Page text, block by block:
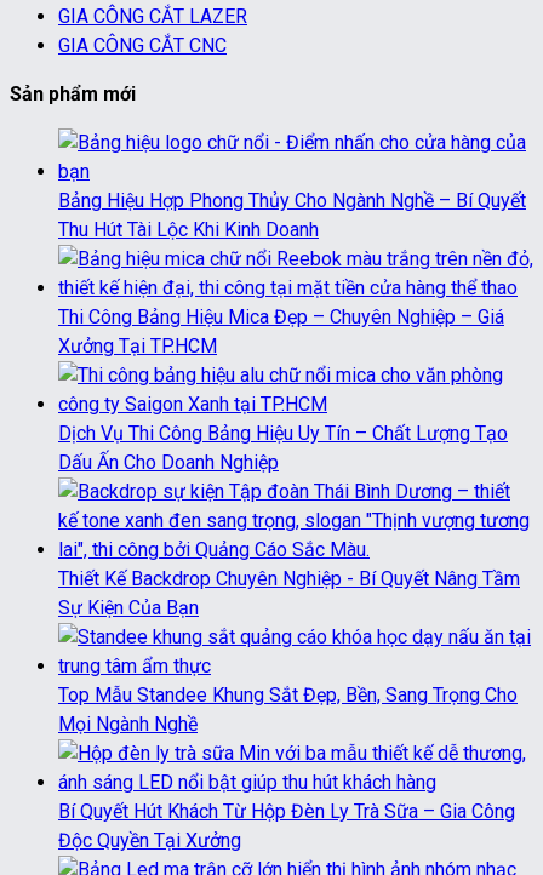
GIA CÔNG CẮT LAZER
GIA CÔNG CẮT CNC
Sản phẩm mới
Bảng Hiệu Hợp Phong Thủy Cho Ngành Nghề – Bí Quyết
Thu Hút Tài Lộc Khi Kinh Doanh
Thi Công Bảng Hiệu Mica Đẹp – Chuyên Nghiệp – Giá
Xưởng Tại TP.HCM
Dịch Vụ Thi Công Bảng Hiệu Uy Tín – Chất Lượng Tạo
Dấu Ấn Cho Doanh Nghiệp
Thiết Kế Backdrop Chuyên Nghiệp - Bí Quyết Nâng Tầm
Sự Kiện Của Bạn
Top Mẫu Standee Khung Sắt Đẹp, Bền, Sang Trọng Cho
Mọi Ngành Nghề
Bí Quyết Hút Khách Từ Hộp Đèn Ly Trà Sữa – Gia Công
Độc Quyền Tại Xưởng